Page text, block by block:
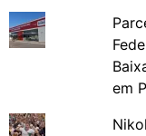
em